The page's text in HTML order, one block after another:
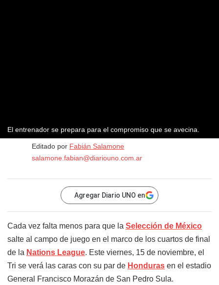
El entrenador se prepara para el compromiso que se avecina.
Editado por Fabián Salamone
salamone.fabian@diariouno.com.ar
Agregar Diario UNO en
Cada vez falta menos para que la Selección de México
salte al campo de juego en el marco de los cuartos de final
de la Nations League. Este viernes, 15 de noviembre, el
Tri se verá las caras con su par de Honduras en el estadio
General Francisco Morazán de San Pedro Sula.